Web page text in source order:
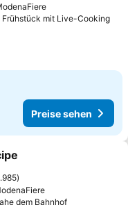
Frühstück mit Live-Cooking
Preise sehen
hinzufügen
dem Bahnhof